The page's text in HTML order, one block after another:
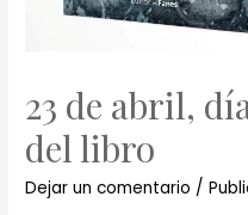
23 de abril,
del libro
Dejar un comentario /